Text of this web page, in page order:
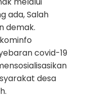
ada, Salah
demak.
covid-19
desa